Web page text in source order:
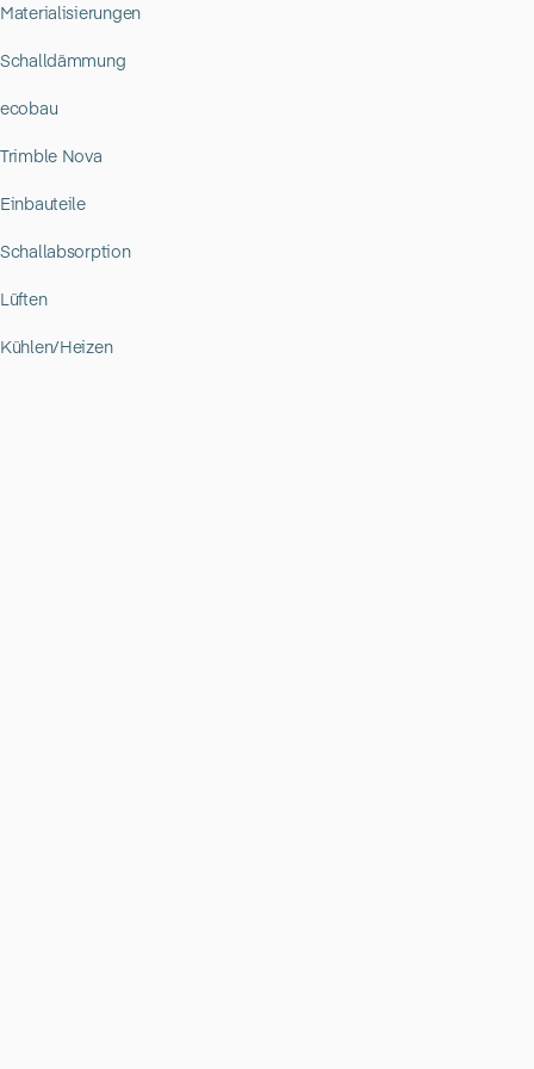
Materialisierungen
Schalldämmung
ecobau
Trimble Nova
Einbauteile
Schallabsorption
Lüften
Kühlen/Heizen